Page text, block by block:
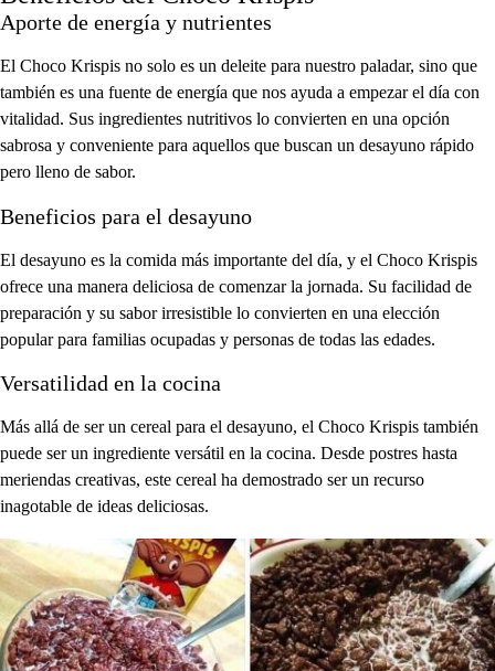
Aporte de energía y nutrientes
El Choco Krispis no solo es un deleite para nuestro paladar, sino que
también es una fuente de energía que nos ayuda a empezar el día con
vitalidad. Sus ingredientes nutritivos lo convierten en una opción
sabrosa y conveniente para aquellos que buscan un desayuno rápido
pero lleno de sabor.
Beneficios para el desayuno
El desayuno es la comida más importante del día, y el Choco Krispis
ofrece una manera deliciosa de comenzar la jornada. Su facilidad de
preparación y su sabor irresistible lo convierten en una elección
popular para familias ocupadas y personas de todas las edades.
Versatilidad en la cocina
Más allá de ser un cereal para el desayuno, el Choco Krispis también
puede ser un ingrediente versátil en la cocina. Desde postres hasta
meriendas creativas, este cereal ha demostrado ser un recurso
inagotable de ideas deliciosas.